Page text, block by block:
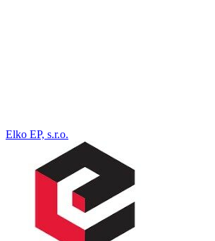
Elko EP, s.r.o.